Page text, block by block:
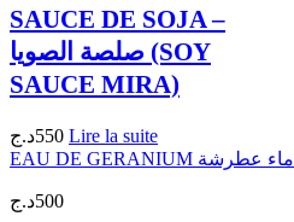
SAUCE DE SOJA –
صلصة الصويا (SOY
SAUCE MIRA)
550د.ج
Lire la suite
EAU DE GERANIUM ماء عطرشة
500د.ج